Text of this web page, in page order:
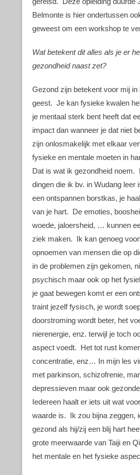
Belmonte is hier ondertussen
geweest om een workshop te
Wat betekent dit alles als je er
gezondheid naast zet?
Gezond zijn betekent voor mij in
geest. Je kan fysieke kwalen
je mentaal sterk bent heeft dat
impact dan wanneer je dat niet
zijn onlosmakelijk met elkaar
fysieke en mentale moeten in
Dat is wat ik gezondheid noem.
dingen die ik bv. in Wudang leer
een ontspannen borstkas, je
van je hart. De emoties,
woede, jaloersheid, … kunnen
ziek maken. Ik kan genoeg
opnoemen van mensen die op
in de problemen zijn gekomen,
psychisch maar ook op het
je gaat bewegen komt er een
traint jezelf fysisch, je wordt
doorstroming wordt beter, het
nierenergie, enz. terwijl je toch
aspect voedt. Het tot rust
concentratie, enz… In mijn les
met parkinson, schizofrenie,
depressieven maar ook
Iedereen haalt er iets uit wat
waarde is. Ik zou bijna zeggen,
gezond als hij/zij een blij hart
grote meerwaarde van Taiji en
het mentale en het fysieke